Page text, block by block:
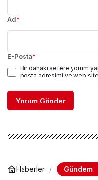
Ad*
E-Posta*
Bir dahaki sefere yorum
posta adresimi ve web
Yorum Gönder
Haberler Gündem